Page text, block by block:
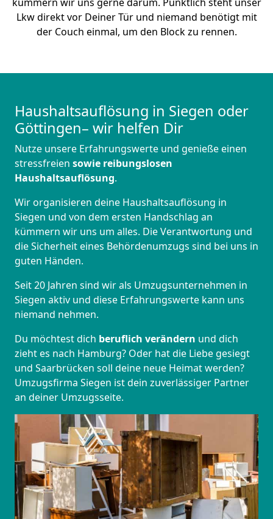
Lkw direkt vor Deiner Tür und niemand benötigt mit
der Couch einmal, um den Block zu rennen.
Haushaltsauflösung in Siegen oder
Göttingen– wir helfen Dir
Nutze unsere Erfahrungswerte und genieße einen
stressfreien sowie reibungslosen
Haushaltsauflösung.
Wir organisieren deine Haushaltsauflösung in
Siegen und von dem ersten Handschlag an
kümmern wir uns um alles. Die Verantwortung und
die Sicherheit eines Behördenumzugs sind bei uns in
guten Händen.
Seit 20 Jahren sind wir als Umzugsunternehmen in
Siegen aktiv und diese Erfahrungswerte kann uns
niemand nehmen.
Du möchtest dich beruflich verändern und dich
zieht es nach Hamburg? Oder hat die Liebe gesiegt
und Saarbrücken soll deine neue Heimat werden?
Umzugsfirma Siegen ist dein zuverlässiger Partner
an deiner Umzugsseite.